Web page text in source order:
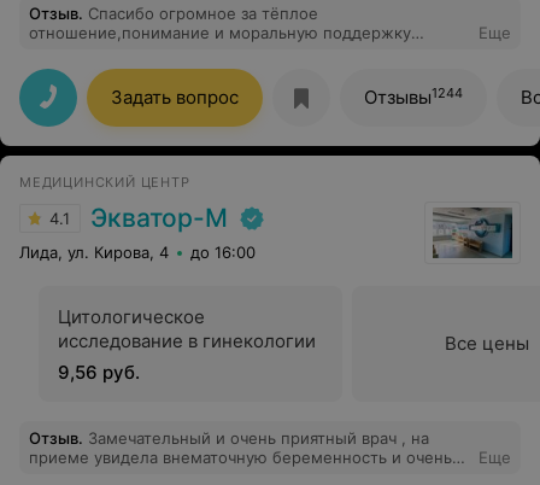
матки
Отзыв. Спасибо огромное за тёплое
отношение,понимание и моральную поддержку
прошла "мимо". Доктор который понимает!
Еще
Задать вопрос Отзывы1244
МЕДИЦИНСКИЙ ЦЕНТР
4.1 Экватор-М
Лида, ул. Кирова, 4 до 16:00
Цитологическое
исследование в гинекологии
9,56 руб.
Все цены
Отзыв. Замечательный и очень приятный врач , на
приеме увидела внематочную беременность и очень
Еще